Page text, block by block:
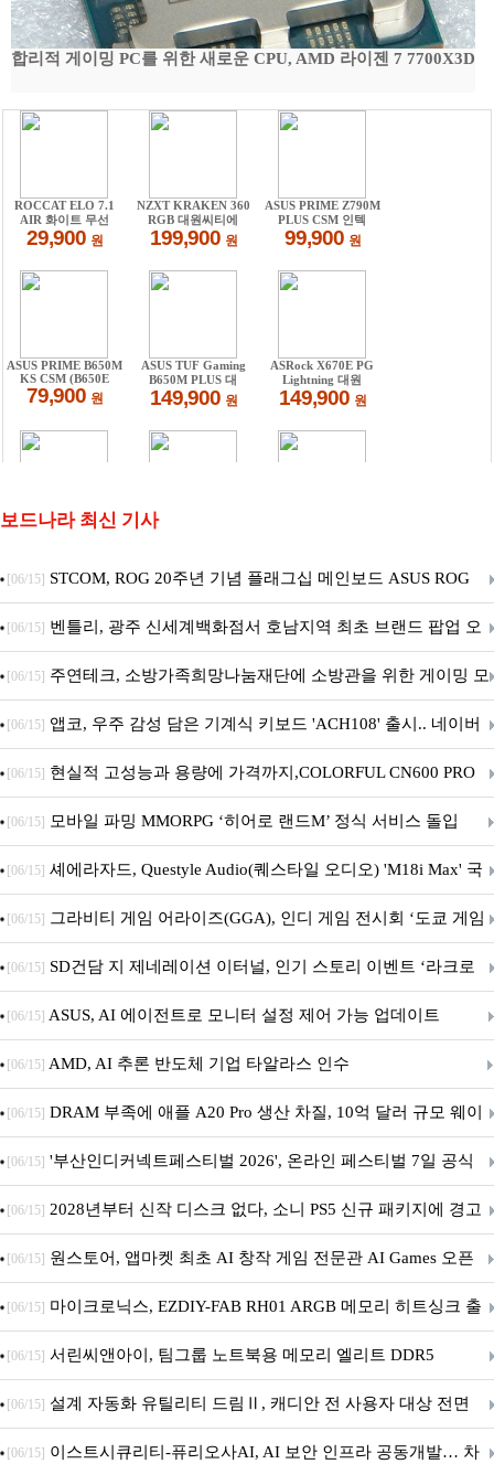
합리적 게이밍 PC를 위한 새로운 CPU, AMD 라이젠 7 7700X3D
보드나라 최신 기사
[06/15] STCOM, ROG 20주년 기념 플래그십 메인보드 ASUS ROG
Crosshair X870E EDITION 20 국내 출시 예정
[06/15] 벤틀리, 광주 신세계백화점서 호남지역 최초 브랜드 팝업 오
픈
[06/15] 주연테크, 소방가족희망나눔재단에 소방관을 위한 게이밍 모
니터·스마트 펫 침대 기부
[06/15] 앱코, 우주 감성 담은 기계식 키보드 'ACH108' 출시.. 네이버
브랜드데이 기획전 진행
[06/15] 현실적 고성능과 용량에 가격까지,COLORFUL CN600 PRO
M.2 NVMe 디앤디컴 1TB
[06/15] 모바일 파밍 MMORPG ‘히어로 랜드M’ 정식 서비스 돌입
[06/15] 셰에라자드, Questyle Audio(퀘스타일 오디오) 'M18i Max' 국
내 정식 출시
[06/15] 그라비티 게임 어라이즈(GGA), 인디 게임 전시회 ‘도쿄 게임
던전 13’ 참가!
[06/15] SD건담 지 제네레이션 이터널, 인기 스토리 이벤트 ‘라크로
아의 용사’ 재개최 및 풍성한 기념 이벤트 실시!
[06/15] ASUS, AI 에이전트로 모니터 설정 제어 가능 업데이트
[06/15] AMD, AI 추론 반도체 기업 타알라스 인수
[06/15] DRAM 부족에 애플 A20 Pro 생산 차질, 10억 달러 규모 웨이
퍼 대기
[06/15] '부산인디커넥트페스티벌 2026', 온라인 페스티벌 7일 공식
개막... 22일간 진행
[06/15] 2028년부터 신작 디스크 없다, 소니 PS5 신규 패키지에 경고
문 추가
[06/15] 원스토어, 앱마켓 최초 AI 창작 게임 전문관 AI Games 오픈
[06/15] 마이크로닉스, EZDIY-FAB RH01 ARGB 메모리 히트싱크 출
시
[06/15] 서린씨앤아이, 팀그룹 노트북용 메모리 엘리트 DDR5
5600MHz 16GB 출시
[06/15] 설계 자동화 유틸리티 드림Ⅱ, 캐디안 전 사용자 대상 전면
무상 배포
[06/15] 이스트시큐리티-퓨리오사AI, AI 보안 인프라 공동개발… 차